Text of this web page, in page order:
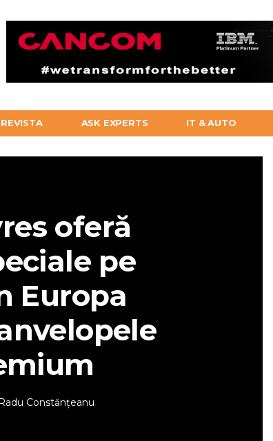
REVISTA ASK EXPERTS IT & AUTO
oferă
pe
Europa
Radu Constănțeanu